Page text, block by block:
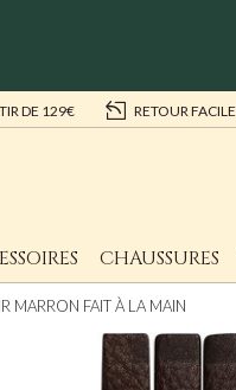
DE 129€ RETOUR FACILE
CHAUSSURES
MARRON FAIT À LA MAIN